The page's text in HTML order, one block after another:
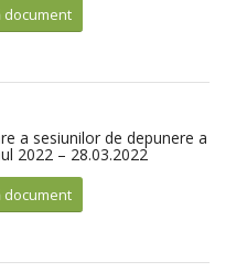
document
a sesiunilor de depunere a
2022 – 28.03.2022
document